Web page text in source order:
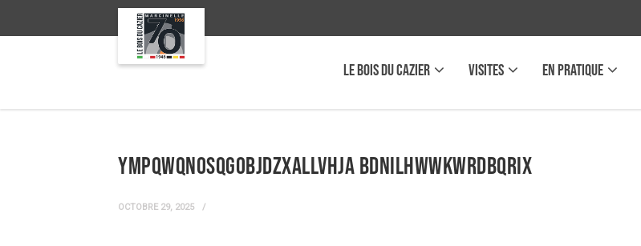
LE BOIS DU CAZIER VISITES EN PRATIQUE
yMpqWqNOsqgobjDZXaLlvhja BdNilHWWkWrDbQrIX
OCTOBRE 29, 2025